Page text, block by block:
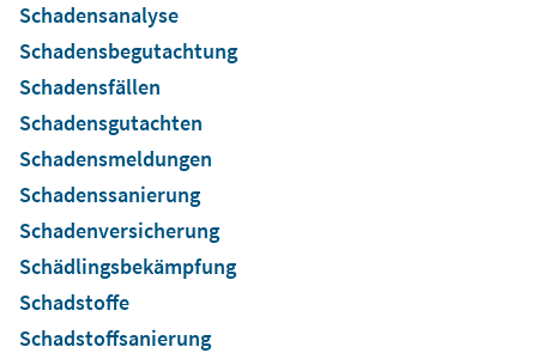
Schadensanalyse
Schadensbegutachtung
Schadensfällen
Schadensgutachten
Schadensmeldungen
Schadenssanierung
Schadenversicherung
Schädlingsbekämpfung
Schadstoffe
Schadstoffsanierung